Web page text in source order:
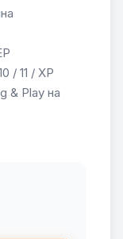
/ 11 / XP
& Play на